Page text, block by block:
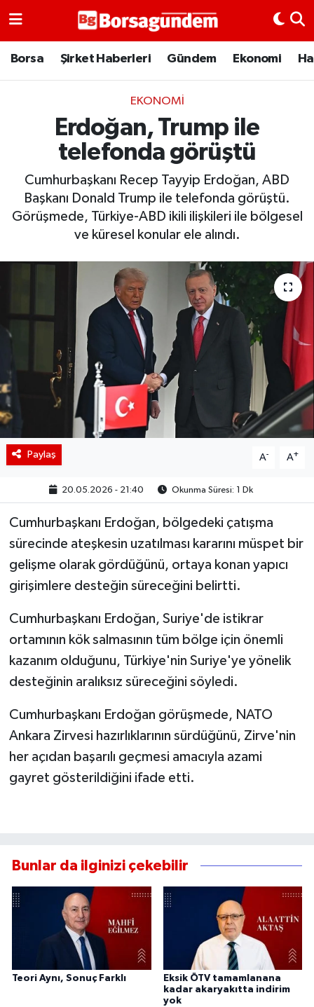
Borsa Şirket Haberleri Gündem Ekonomi
EKONOMI
Erdoğan, Trump ile
telefonda görüştü
Cumhurbaşkanı Recep Tayyip Erdoğan, ABD
Başkanı Donald Trump ile telefonda görüştü.
Görüşmede, Türkiye-ABD ikili ilişkileri ile bölgesel
ve küresel konular ele alındı.
Paylaş A- A+
20.05.2026 - 21:40 Okunma Süresi: 1 Dk
Cumhurbaşkanı Erdoğan, bölgedeki çatışma
sürecinde ateşkesin uzatılması kararını müspet bir
gelişme olarak gördüğünü, ortaya konan yapıcı
girişimlere desteğin süreceğini belirtti.
Cumhurbaşkanı Erdoğan, Suriye'de istikrar
ortamının kök salmasının tüm bölge için önemli
kazanım olduğunu, Türkiye'nin Suriye'ye yönelik
desteğinin aralıksız süreceğini söyledi.
Cumhurbaşkanı Erdoğan görüşmede, NATO
Ankara Zirvesi hazırlıklarının sürdüğünü, Zirve'nin
her açıdan başarılı geçmesi amacıyla azami
gayret gösterildiğini ifade etti.
Bunlar da ilginizi çekebilir
Teori Aynı, Sonuç Farklı
Eksik ÖTV tamamlanana
kadar akaryakıtta indirim
yok
Borsa
Emtia
Galeri
Gündem
Şirket Haberleri
Borsa Gundem
BIST 100 Isı Haritası
Coin Isı Haritası
Ekonomik Takvim
Kiripto Para Piyasası
Gizlilik Sözleşmesi
Hakkımızda